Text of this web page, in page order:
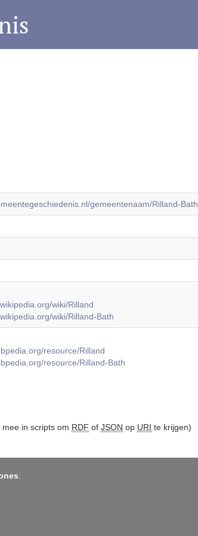
gemeentenaam/Rilland-Bath
wiki/Rilland
wiki/Rilland-Bath
resource/Rilland
resource/Rilland-Bath
mee in scripts om RDF of JSON op URI te krijgen)